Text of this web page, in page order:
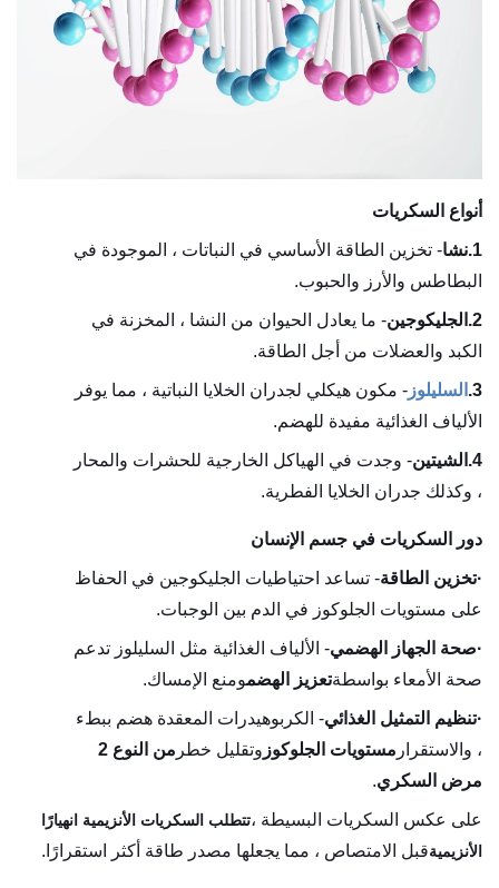
أنواع السكريات
1. نشا- تخزين الطاقة الأساسي في النباتات ، الموجودة في
البطاطس والأرز والحبوب.
2. الجليكوجين- ما يعادل الحيوان من النشا ، المخزنة في
الكبد والعضلات من أجل الطاقة.
3. السليلوز - مكون هيكلي لجدران الخلايا النباتية ، مما يوفر
الألياف الغذائية مفيدة للهضم.
4. الشيتين- وجدت في الهياكل الخارجية للحشرات والمحار
، وكذلك جدران الخلايا الفطرية.
دور السكريات في جسم الإنسان
·تخزين الطاقة- تساعد احتياطيات الجليكوجين في الحفاظ
على مستويات الجلوكوز في الدم بين الوجبات.
·صحة الجهاز الهضمي- الألياف الغذائية مثل السليلوز تدعم
صحة الأمعاء بواسطةتعزيز الهضمومنع الإمساك.
·تنظيم التمثيل الغذائي- الكربوهيدرات المعقدة هضم ببطء
، والاستقرار مستويات الجلوكوز وتقليل خطر
من النوع 2
مرض السكري.
على عكس السكريات البسيطة ،تتطلب السكريات الأنزيمية انهيارًا
الأنزيميةقبل الامتصاص ، مما يجعلها مصدر طاقة أكثر استقرارًا.